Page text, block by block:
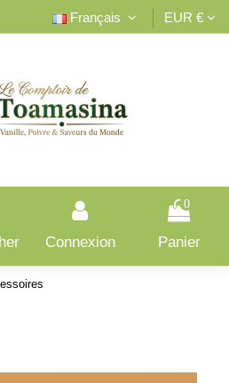
Français EUR €
Connexion
0
Panier